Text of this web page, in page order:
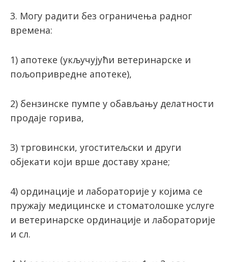
3. Могу радити без ограничења радног
времена:
1) апотеке (укључујући ветеринарске и
пољопривредне апотеке),
2) бензинске пумпе у обављању делатности
продаје горива,
3) трговински, угоститељски и други
објекати који врше доставу хране;
4) ординације и лабораторије у којима се
пружају медицинске и стоматолошке услуге
и ветеринарске ординације и лабораторије
и сл.